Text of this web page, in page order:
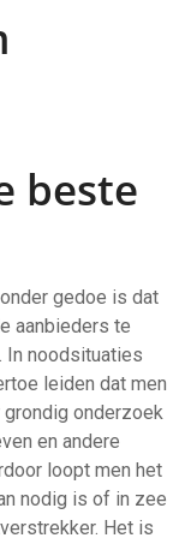
beste
gedoe is dat
aanbieders te
In noodsituaties
leiden dat men
onderzoek
en andere
loopt men het
nodig is of in zee
Het is